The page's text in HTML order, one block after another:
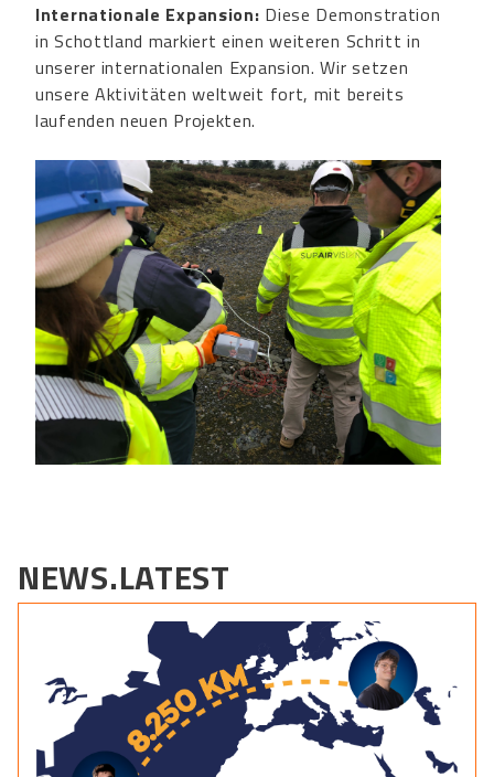
Internationale Expansion: Diese Demonstration
in Schottland markiert einen weiteren Schritt in
unserer internationalen Expansion. Wir setzen
unsere Aktivitäten weltweit fort, mit bereits
laufenden neuen Projekten.
NEWS.LATEST